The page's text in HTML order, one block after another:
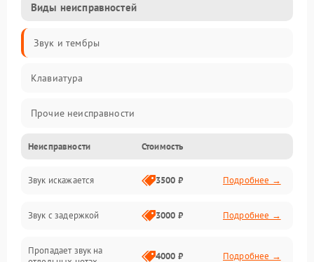
Виды неисправностей
Звук и тембры
Клавиатура
Прочие неисправности
Включение и работа
Управление и электроника
Подключения и интерфейсы
Педали и стойка
Неисправности Стоимость
Звук искажается 3500 ₽ Подробнее →
Звук с задержкой 3000 ₽ Подробнее →
Пропадает звук на
4000 ₽ Подробнее →